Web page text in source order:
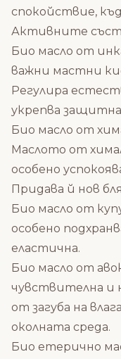
спокойствие,
Активните
Био масло от
важни мастни
Регулира
укрепва
Био масло от
Маслото от
особено
Придава й нов
Био масло от
особено
еластична.
Био масло от
чувствителна и
от загуба на
околната среда.
Био етерично